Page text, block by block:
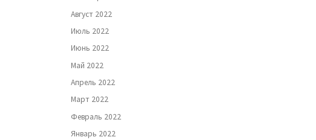
Август 2022
Июль 2022
Июнь 2022
Май 2022
Апрель 2022
Март 2022
Февраль 2022
Январь 2022